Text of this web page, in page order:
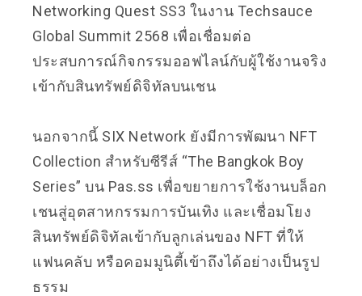
Networking Quest SS3 ในงาน Techsauce
Global Summit 2568 เพื่อเชื่อมต่อ
ประสบการณ์กิจกรรมออฟไลน์กับผู้ใช้งานจริง
เข้ากับสินทรัพย์ดิจิทัลบนเชน
นอกจากนี้ SIX Network ยังมีการพัฒนา NFT
Collection สำหรับซีรีส์ “The Bangkok Boy
Series” บน Pas.ss เพื่อขยายการใช้งานบล็อก
เชนสู่อุตสาหกรรมการบันเทิง และเชื่อมโยง
สินทรัพย์ดิจิทัลเข้ากับลูกเล่นของ NFT ที่ให้
แฟนคลับ หรือคอมมูนิตี้เข้าถึงได้อย่างเป็นรูป
ธรรม